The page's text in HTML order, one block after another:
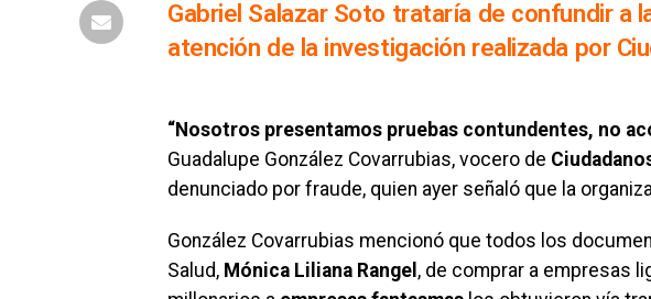
Gabriel Salazar Soto trataría de confundir a
atención de la investigación realizada por
“Nosotros presentamos pruebas contundentes, no
Guadalupe González Covarrubias, vocero de
denunciado por fraude, quien ayer señaló que la
González Covarrubias mencionó que todos los
Salud, Mónica Liliana Rangel , de comprar a empresas